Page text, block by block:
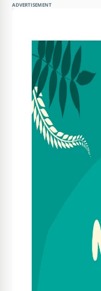
ADVERTISEMENT